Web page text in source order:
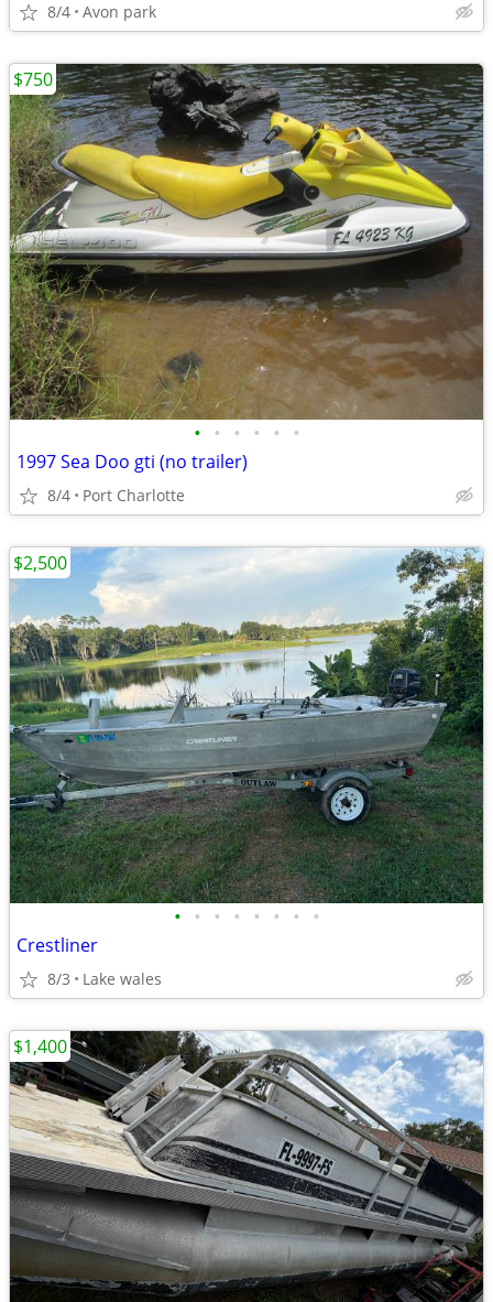
8/4 Avon park
• • • • • •
1997 Sea Doo gti (no trailer)
8/4 Port Charlotte
$750
• • • • • • • •
Crestliner
8/3 Lake wales
$2,500
$1,400